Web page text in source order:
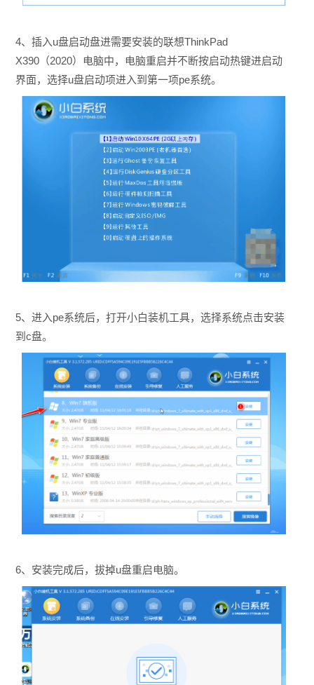
4、插入u盘启动盘进需要安装的联想ThinkPad
X390（2020）
电脑中，电脑重启并不断按启动热键进启动
界面，选择u盘启动项进入到第一项pe系统。
5、进入pe系统后，打开小白装机工具，选择系统点击安装
到c盘。
6、安装完成后，拔掉u盘重启电脑。